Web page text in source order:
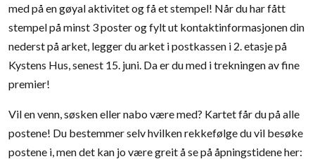
med på en gøyal aktivitet og få et stempel! Når du har fått
stempel på minst 3 poster og fylt ut kontaktinformasjonen din
nederst på arket, legger du arket i postkassen i 2. etasje på
Kystens Hus, senest 15. juni. Da er du med i trekningen av fine
premier!
Vil en venn, søsken eller nabo være med? Kartet får du på alle
postene! Du bestemmer selv hvilken rekkefølge du vil besøke
postene i, men det kan jo være greit å se på åpningstidene her: